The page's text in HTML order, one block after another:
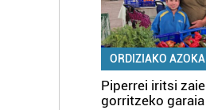
ORDIZIAKO AZOKA
Piperrei iritsi zaie
gorritzeko garaia